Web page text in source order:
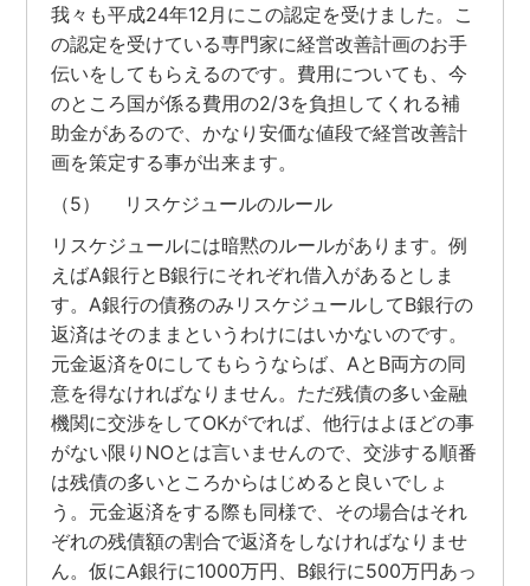
我々も平成24年12月にこの認定を受けました。こ
の認定を受けている専門家に経営改善計画のお手
伝いをしてもらえるのです。費用についても、今
のところ国が係る費用の2/3を負担してくれる補
助金があるので、かなり安価な値段で経営改善計
画を策定する事が出来ます。
（5） リスケジュールのルール
リスケジュールには暗黙のルールがあります。例
えばA銀行とB銀行にそれぞれ借入があるとしま
す。A銀行の債務のみリスケジュールしてB銀行の
返済はそのままというわけにはいかないのです。
元金返済を0にしてもらうならば、AとB両方の同
意を得なければなりません。ただ残債の多い金融
機関に交渉をしてOKがでれば、他行はよほどの事
がない限りNOとは言いませんので、交渉する順番
は残債の多いところからはじめると良いでしょ
う。元金返済をする際も同様で、その場合はそれ
ぞれの残債額の割合で返済をしなければなりませ
ん。仮にA銀行に1000万円、B銀行に500万円あっ